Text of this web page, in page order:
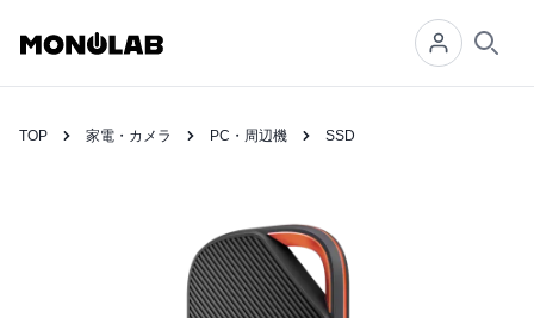
TOP 家電・カメラ PC・周辺機 SSD